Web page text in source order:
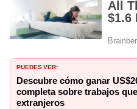
PUEDES VER:
Descubre cómo ganar
completa sobre trabajos
extranjeros